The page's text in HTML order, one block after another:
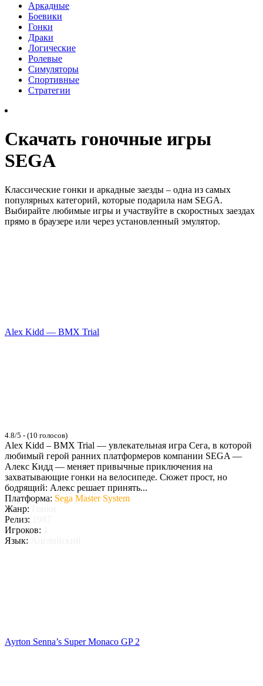
Аркадные
Боевики
Гонки
Драки
Логические
Ролевые
Симуляторы
Спортивные
Стратегии
Скачать гоночные игры
SEGA
Классические гонки и аркадные заезды – одна из самых
популярных категорий, которые подарила нам SEGA.
Выбирайте любимые игры и участвуйте в скоростных заездах
прямо в браузере или через установленный эмулятор.
Alex Kidd — BMX Trial
4.8/5 - (10 голосов)
Alex Kidd – BMX Trial — увлекательная игра Сега, в которой
любимый герой ранних платформеров компании SEGA —
Алекс Кидд — меняет привычные приключения на
захватывающие гонки на велосипеде. Сюжет прост, но
бодрящий: Алекс решает принять...
Платформа: Sega Master System
Жанр:
Релиз:
Игроков:
Язык:
Ayrton Senna’s Super Monaco GP 2